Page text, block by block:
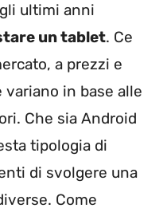
ultimi anni
un tablet. Ce
a prezzi e
in base alle
Che sia Android
tipologia di
di svolgere una
Come